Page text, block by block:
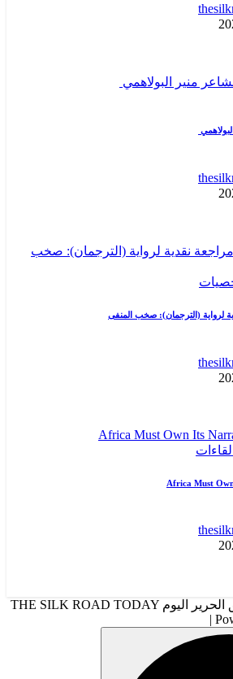
لرواية (الترجمان): صخب المنفى
لقاءات
Africa Must
Copyright © 2026 طريق الحرير اليوم THE SILK ROAD TODAY
|